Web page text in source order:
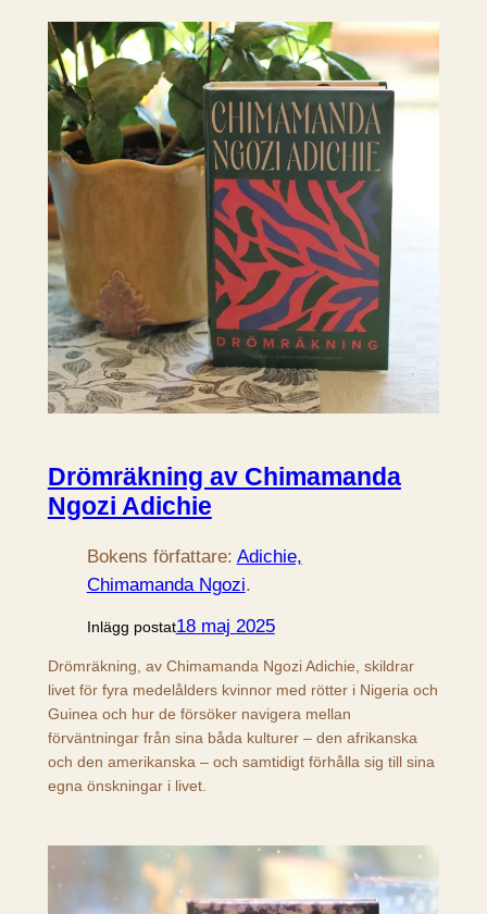
Drömräkning av Chimamanda
Ngozi Adichie
Bokens författare: Adichie,
Chimamanda Ngozi.
Inlägg postat18 maj 2025
Drömräkning, av Chimamanda Ngozi Adichie, skildrar
livet för fyra medelålders kvinnor med rötter i Nigeria och
Guinea och hur de försöker navigera mellan
förväntningar från sina båda kulturer – den afrikanska
och den amerikanska – och samtidigt förhålla sig till sina
egna önskningar i livet.